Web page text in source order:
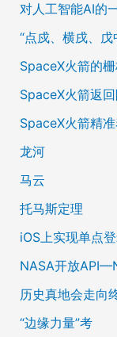
对人工智能AI的
“点戍、横戌、戊
SpaceX火箭的
SpaceX火箭返
SpaceX火箭精
龙河
马云
托马斯定理
iOS上实现单点
NASA开放
历史真地会走向
“边缘力量”考